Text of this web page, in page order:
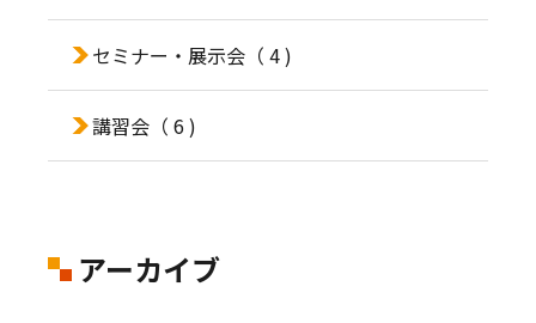
セミナー・展示会（ 4 )
講習会（ 6 )
アーカイブ